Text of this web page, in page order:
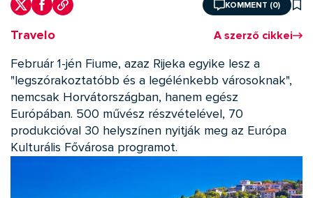
KOMMENT (0)
Travelo A szerző cikkei
Február 1-jén Fiume, azaz Rijeka egyike lesz a
"legszórakoztatóbb és a legélénkebb városoknak",
nemcsak Horvátországban, hanem egész
Európában. 500 művész részvételével, 70
produkcióval 30 helyszínen nyitják meg az Európa
Kulturális Fővárosa programot.